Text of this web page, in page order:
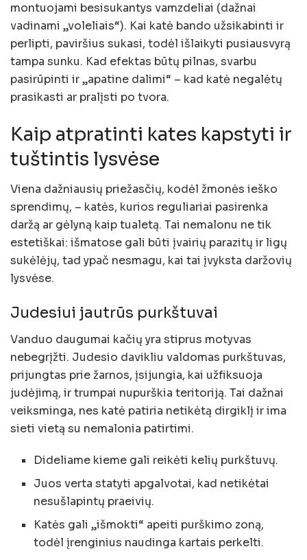
montuojami besisukantys vamzdeliai (dažnai
vadinami „voleliais“). Kai katė bando užsikabinti ir
perlipti, paviršius sukasi, todėl išlaikyti pusiausvyrą
tampa sunku. Kad efektas būtų pilnas, svarbu
pasirūpinti ir „apatine dalimi“ – kad katė negalėtų
prasikasti ar pralįsti po tvora.
Kaip atpratinti kates kapstyti ir
tuštintis lysvėse
Viena dažniausių priežasčių, kodėl žmonės ieško
sprendimų, – katės, kurios reguliariai pasirenka
daržą ar gėlyną kaip tualetą. Tai nemalonu ne tik
estetiškai: išmatose gali būti įvairių parazitų ir ligų
sukėlėjų, tad ypač nesmagu, kai tai įvyksta daržovių
lysvėse.
Judesiui jautrūs purkštuvai
Vanduo daugumai kačių yra stiprus motyvas
nebegrįžti. Judesio davikliu valdomas purkštuvas,
prijungtas prie žarnos, įsijungia, kai užfiksuoja
judėjimą, ir trumpai nupurškia teritoriją. Tai dažnai
veiksminga, nes katė patiria netikėtą dirgiklį ir ima
sieti vietą su nemalonia patirtimi.
Dideliame kieme gali reikėti kelių purkštuvų.
Juos verta statyti apgalvotai, kad netikėtai
nesušlapintų praeivių.
Katės gali „išmokti“ apeiti purškimo zoną,
todėl įrenginius naudinga kartais perkelti.